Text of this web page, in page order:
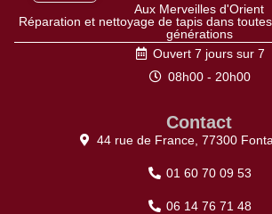
Aux Merveilles d'Orient
Réparation et nettoyage de tapis dans
générations
Ouvert 7 jours sur 7
08h00 - 20h00
Contact
44 rue de France, 77300
01 60 70 09 53
06 14 76 71 48